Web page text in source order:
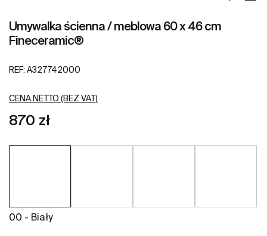
Umywalka ścienna / meblowa 60 x 46 cm
Fineceramic®
REF: A327742000
CENA NETTO (BEZ VAT)
870 zł
00 - Biały